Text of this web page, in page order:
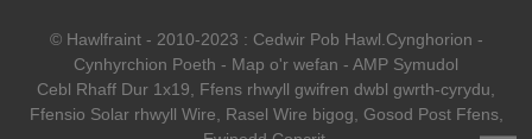
© Hawlfraint - 2010-2023 : Cedwir Pob Hawl.Cynghorion -
Cynhyrchion Poeth - Map o'r wefan - AMP Symudol
Cebl Rhaff Dur 1x19, Ffens rhwyll gwifren dwbl gwrth-cyrydu,
Ffensio Solar rhwyll Wire, Rasel Wire bigog, Gosod Post Ffens,